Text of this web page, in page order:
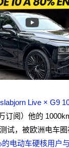
Live × G9
订阅）他的
试，被欧洲电车圈
电动车硬核用户